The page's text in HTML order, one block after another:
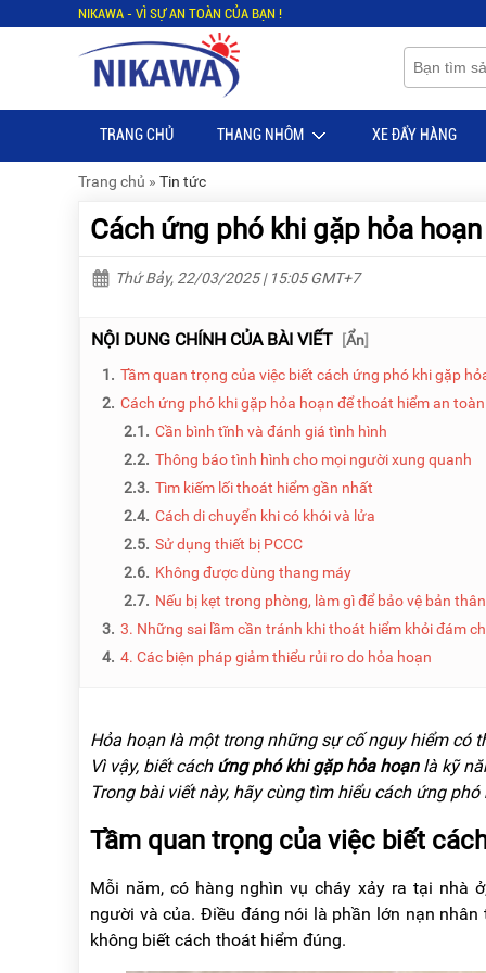
NIKAWA - VÌ SỰ AN TOÀN CỦA BẠN !
TRANG CHỦ THANG NHÔM XE ĐẨY HÀNG
Menu
CHỦ
Menu
CHỦ
Trang chủ » Tin tức
Cách ứng phó khi gặp hỏa
Thứ Bảy, 22/03/2025 | 15:05 GMT+7
NỘI DUNG CHÍNH CỦA BÀI VIẾT [Ẩn]
1. Tầm quan trọng của việc biết cách ứng phó khi gặp
2. Cách ứng phó khi gặp hỏa hoạn để thoát hiểm an toàn
2.1. Cần bình tĩnh và đánh giá tình hình
2.2. Thông báo tình hình cho mọi người xung quanh
2.3. Tìm kiếm lối thoát hiểm gần nhất
2.4. Cách di chuyển khi có khói và lửa
2.5. Sử dụng thiết bị PCCC
2.6. Không được dùng thang máy
2.7. Nếu bị kẹt trong phòng, làm gì để bảo vệ bản
3. 3. Những sai lầm cần tránh khi thoát hiểm khỏi đám
4. 4. Các biện pháp giảm thiểu rủi ro do hỏa hoạn
Hỏa hoạn là một trong những sự cố nguy hiểm có
Vì vậy, biết cách ứng phó khi gặp hỏa hoạn là kỹ
Trong bài viết này, hãy cùng tìm hiểu cách ứng
Tầm quan trọng của việc biết
Mỗi năm, có hàng nghìn vụ cháy xảy ra tại nhà
người và của. Điều đáng nói là phần lớn nạn
không biết cách thoát hiểm đúng.